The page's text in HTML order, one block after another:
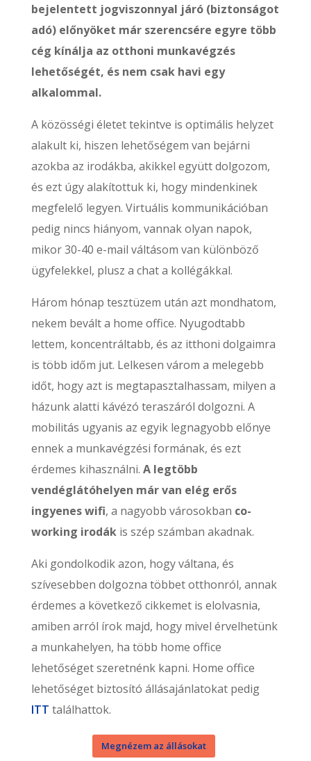
bejelentett jogviszonnyal járó (biztonságot
adó) előnyöket már szerencsére egyre több
cég kínálja az otthoni munkavégzés
lehetőségét, és nem csak havi egy
alkalommal.
A közösségi életet tekintve is optimális helyzet
alakult ki, hiszen lehetőségem van bejárni
azokba az irodákba, akikkel együtt dolgozom,
és ezt úgy alakítottuk ki, hogy mindenkinek
megfelelő legyen. Virtuális kommunikációban
pedig nincs hiányom, vannak olyan napok,
mikor 30-40 e-mail váltásom van különböző
ügyfelekkel, plusz a chat a kollégákkal.
Három hónap tesztüzem után azt mondhatom,
nekem bevált a home office. Nyugodtabb
lettem, koncentráltabb, és az itthoni dolgaimra
is több időm jut. Lelkesen várom a melegebb
időt, hogy azt is megtapasztalhassam, milyen a
házunk alatti kávézó teraszáról dolgozni. A
mobilitás ugyanis az egyik legnagyobb előnye
ennek a munkavégzési formának, és ezt
érdemes kihasználni. A legtöbb
vendéglátóhelyen már van elég erős
ingyenes wifi, a nagyobb városokban co-
working irodákis szép számban akadnak.
Aki gondolkodik azon, hogy váltana, és
szívesebben dolgozna többet otthonról, annak
érdemes a következő cikkemet is elolvasnia,
amiben arról írok majd, hogy mivel érvelhetünk
a munkahelyen, ha több home office
lehetőséget szeretnénk kapni. Home office
lehetőséget biztosító állásajánlatokat pedig
ITT találhattok.
Megnézem az állásokat